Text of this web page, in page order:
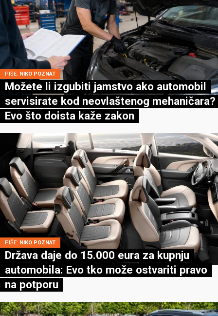
PIŠE: NIKO POZNAT
Možete li izgubiti jamstvo ako automobil
servisirate kod neovlaštenog mehaničara?
Evo što doista kaže zakon
PIŠE: NIKO POZNAT
Država daje do 15.000 eura za kupnju
automobila: Evo tko može ostvariti pravo
na potporu